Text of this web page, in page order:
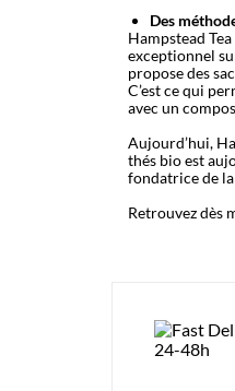
Des
Hampstead
exceptionnel
propose des
C’est ce qui
avec un
Aujourd’hui,
thés bio est
fondatrice de
Retrouvez dès